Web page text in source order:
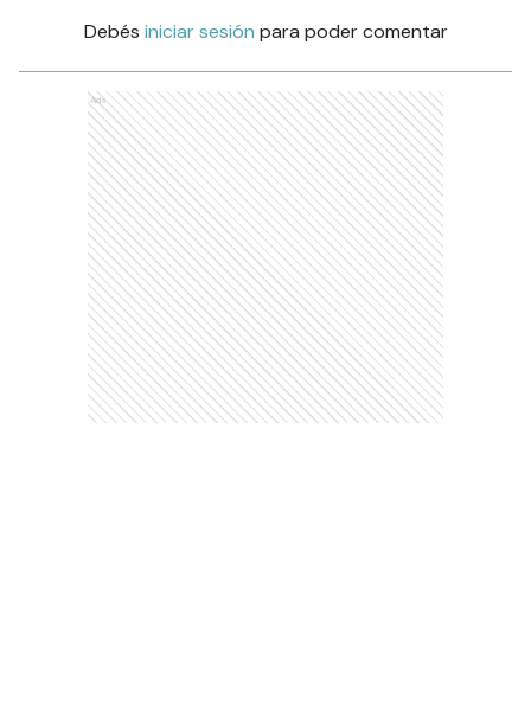
Debés iniciar sesión para poder comentar
Ads